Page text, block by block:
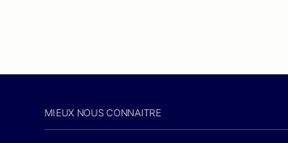
MIEUX NOUS CONNAITRE